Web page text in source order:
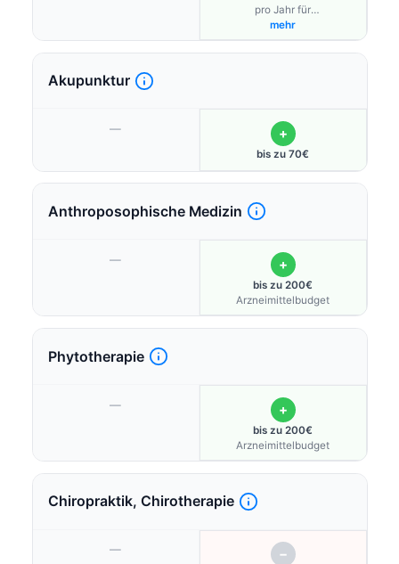
pro Jahr für
anthroposophische Heilmittel
(Heilezrhytmie, Kinsttherapie,
Rhytm. Massage) und
mehr
Akupunktur
— +
bis zu 70€
Anthroposophische Medizin
— +
bis zu 200€
Arzneimittelbudget
Phytotherapie
— +
bis zu 200€
Arzneimittelbudget
Chiropraktik, Chirotherapie
— −